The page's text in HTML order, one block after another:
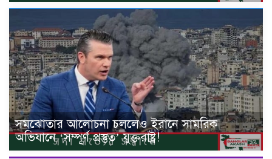
সমঝোতার আলোচনা চললেও ইরানে সামরিক
অভিযানে ‘সম্পূর্ণ প্রস্তুত’ যুক্তরাষ্ট্র!